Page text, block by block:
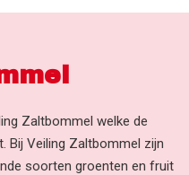
Zaltbommel welke de
Bij Veiling Zaltbommel zijn
soorten groenten en fruit